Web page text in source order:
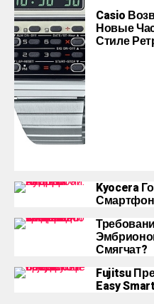
Casio
Новые
Стиле
Kyocera
Смягчат?
Fujitsu
Easy